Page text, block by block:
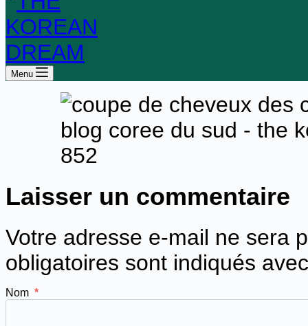
Menu
Laisser un commentaire
Votre adresse e-mail ne sera
obligatoires sont indiqués
Nom *